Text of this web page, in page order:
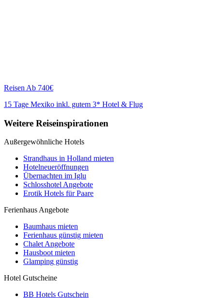
Reisen Ab 740€
15 Tage Mexiko inkl. gutem 3* Hotel & Flug
Weitere Reiseinspirationen
Außergewöhnliche Hotels
Strandhaus in Holland mieten
Hotelneueröffnungen
Übernachten im Iglu
Schlosshotel Angebote
Erotik Hotels für Paare
Ferienhaus Angebote
Baumhaus mieten
Ferienhaus günstig mieten
Chalet Angebote
Hausboot mieten
Glamping günstig
Hotel Gutscheine
BB Hotels Gutschein